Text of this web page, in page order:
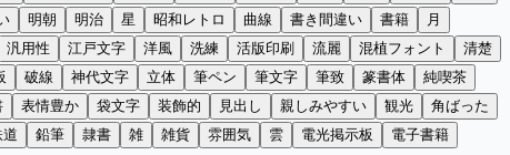
明朝 明治 星 昭和レトロ 曲線 書き間違い 書籍
月
汎用性 江戸文字 洋風 洗練 活版印刷 流麗 混植フォント
清楚
破線 神代文字 立体 筆ペン 筆文字 筆致 篆書体
純喫茶
表情豊か 袋文字 装飾的 見出し 親しみやすい 観光
角ばった
道 鉛筆 隷書 雑 雑貨 雰囲気 雲 電光掲示板
電子書籍